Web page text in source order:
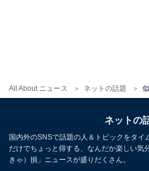
All About ニュース ネットの話題
ネットの
国内外のSNSで話題の人＆トピックをタイ
だけでちょっと得する、なんだか楽しい気
きゃ）損」ニュースが盛りだくさん。